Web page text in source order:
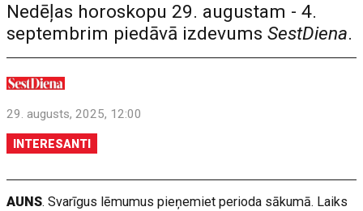
Nedēļas horoskopu 29. augustam - 4.
septembrim piedāvā izdevumsSestDiena.
29. augusts, 2025, 12:00
INTERESANTI
AUNS. Svarīgus lēmumus pieņemiet perioda sākumā. Laiks